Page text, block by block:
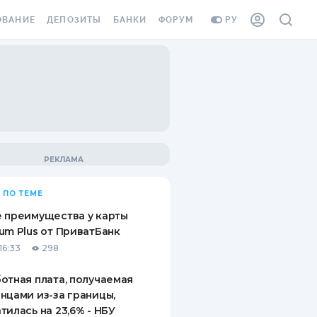
РУ
ВИНЬЕТКА
СОТРУДНИКОВ
ОТ
СЛУЧАЕВ
ДЕПОЗИТЫ
ВОПРОСЫ И ОТВЕТЫ
ПУТЕВОДИТЕЛИ ПО
БАНКИ ФОРУМ
ПО ТЕМЕ
преимущества у карты
Plus от ПриватБанк
298
плата, получаемая
из-за границы,
на 23,6% - НБУ